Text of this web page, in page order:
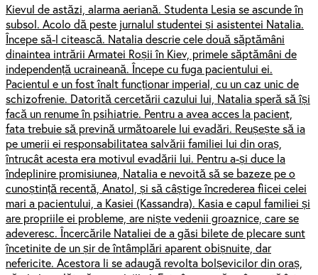
Kievul de astăzi, alarma aeriană. Studenta Lesia se ascunde în
subsol. Acolo dă peste jurnalul studentei și asistentei Natalia.
Începe să-l citească. Natalia descrie cele două săptămâni
dinaintea intrării Armatei Roșii în Kiev, primele săptămâni de
independență ucraineană. Începe cu fuga pacientului ei.
Pacientul e un fost înalt funcționar imperial, cu un caz unic de
schizofrenie. Datorită cercetării cazului lui, Natalia speră să își
facă un renume în psihiatrie. Pentru a avea acces la pacient,
fata trebuie să prevină următoarele lui evadări. Reușește să ia
pe umerii ei responsabilitatea salvării familiei lui din oraș,
întrucât acesta era motivul evadării lui. Pentru a-și duce la
îndeplinire promisiunea, Natalia e nevoită să se bazeze pe o
cunoștință recentă, Anatol, și să câștige încrederea fiicei celei
mari a pacientului, a Kasiei (Kassandra). Kasia e capul familiei și
are propriile ei probleme, are niște vedenii groaznice, care se
adeveresc. Încercările Nataliei de a găsi bilete de plecare sunt
încetinite de un șir de întâmplări aparent obișnuite, dar
nefericite. Acestora li se adaugă revolta bolșevicilor din oraș,